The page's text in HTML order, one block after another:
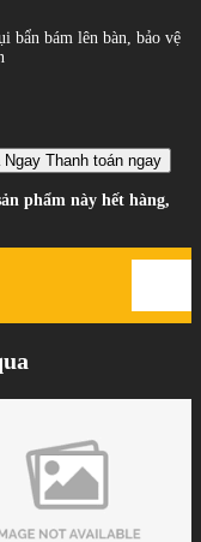
bẩn bám lên bàn, bảo vệ
Ngay Thanh toán ngay
phẩm này hết hàng,